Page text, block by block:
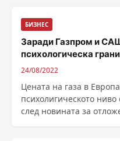
БИЗНЕС
Заради Газпром и
психологическа
24/08/2022
Цената на газа в
психолигическото ниво
след новината за